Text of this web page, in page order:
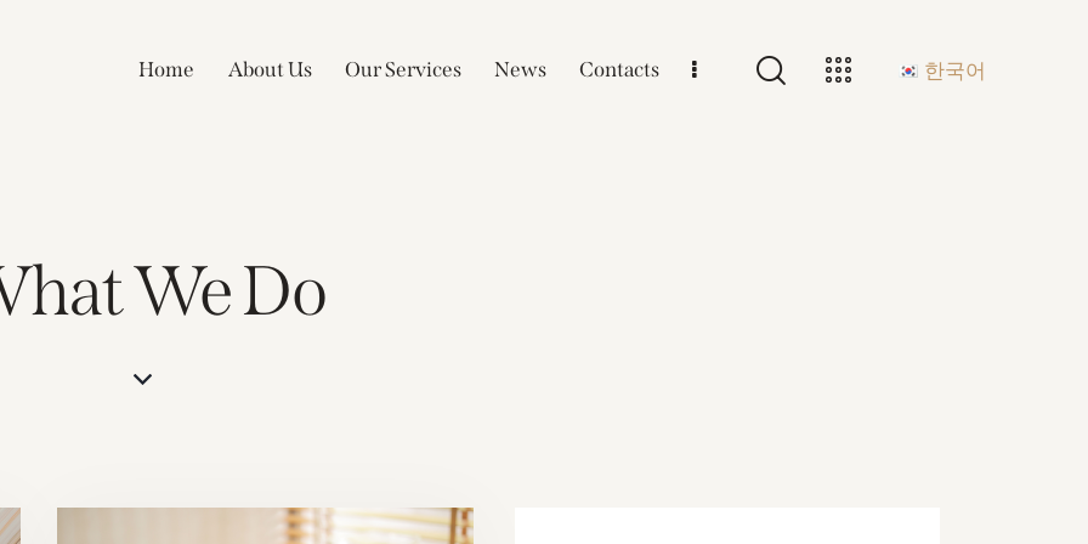
Home About Us Our Services News Contacts 한국어
We Do